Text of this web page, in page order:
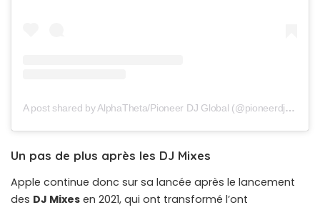
A post shared by AlphaTheta/Pioneer DJ Global (@pioneerdjglobal)
Un pas de plus après les DJ Mixes
Apple continue donc sur sa lancée après le lancement
des DJ Mixes en 2021, qui ont transformé l’ont